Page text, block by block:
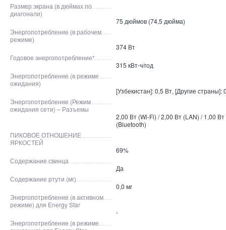
Размер экрана (в дюймах по
диагонали)
75 дюймов (74,5 дюйма)
Энергопотребление (в рабочем
режиме)
374 Вт
Годовое энергопотребление*
315 кВт⋅ч/год
Энергопотребление (в режиме
ожидания)
[Узбекистан]: 0,5 Вт, [Другие страны]:
Энергопотребление (Режим
ожидания сети) – Разъемы
2,00 Вт (Wi-Fi) / 2,00 Вт (LAN) / 1,00 Вт
(Bluetooth)
ПИКОВОЕ ОТНОШЕНИЕ
ЯРКОСТЕЙ
69%
Содержание свинца
Да
Содержание ртути (мг)
0,0 мг
Энергопотребление (в активном
режиме) для Energy Star
-
Энергопотребление (в режиме